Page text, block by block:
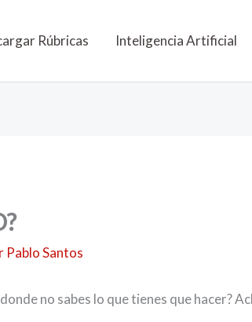
Rúbricas Inteligencia Artificial
Pablo Santos
no sabes lo que tienes que hacer?